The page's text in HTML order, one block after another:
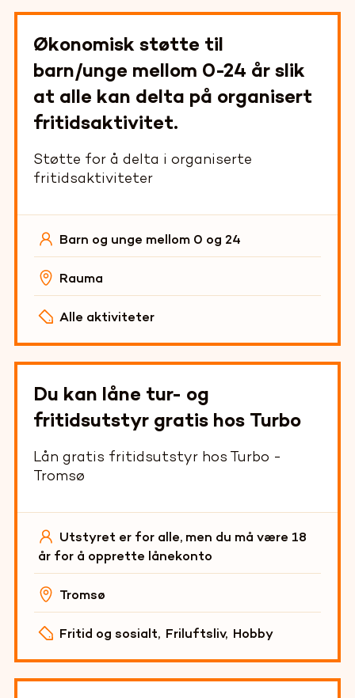
Økonomisk støtte til
barn/unge mellom 0-24 år slik
at alle kan delta på organisert
fritidsaktivitet.
Støtte for å delta i organiserte
fritidsaktiviteter
Barn og unge mellom 0 og 24
Rauma
Alle aktiviteter
Du kan låne tur- og
fritidsutstyr gratis hos Turbo
Lån gratis fritidsutstyr hos Turbo -
Tromsø
Utstyret er for alle, men du må være 18
år for å opprette lånekonto
Tromsø
Fritid og sosialt, Friluftsliv, Hobby